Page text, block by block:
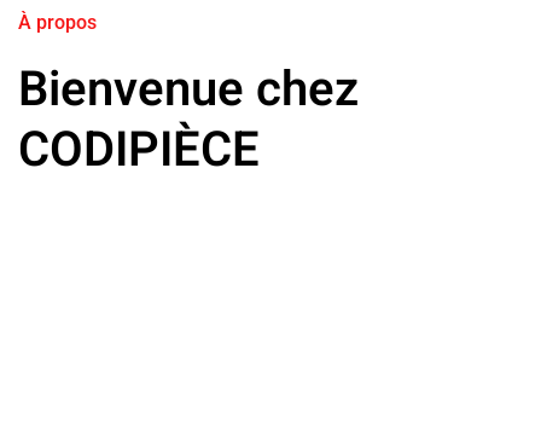
À propos
Bienvenue chez
CODIPIÈCE